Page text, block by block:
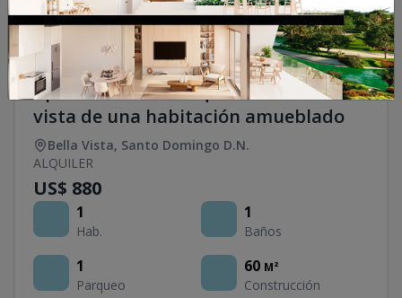
Apartamento en alquiler en bella
vista de una habitación amueblado
Bella Vista, Santo Domingo D.N.
ALQUILER
US$ 880
1
Hab.
1
Baños
1
Parqueo
60 M²
Construcción